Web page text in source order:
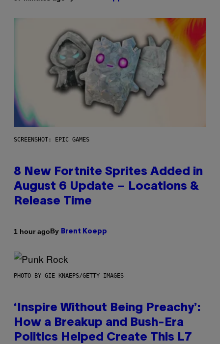
SCREENSHOT: EPIC GAMES
8 New Fortnite Sprites Added in
August 6 Update – Locations &
Release Time
1 hour agoBy Brent Koepp
PHOTO BY GIE KNAEPS/GETTY IMAGES
‘Inspire Without Being Preachy’:
How a Breakup and Bush-Era
Politics Helped Create This L7